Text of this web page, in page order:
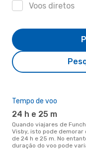
Voos diretos
Tempo de voo
24 h e 25 m
Quando viajares de Funchal para
Visby, isto pode demorar
de 24 h e 25 m. No
duração do voo pode